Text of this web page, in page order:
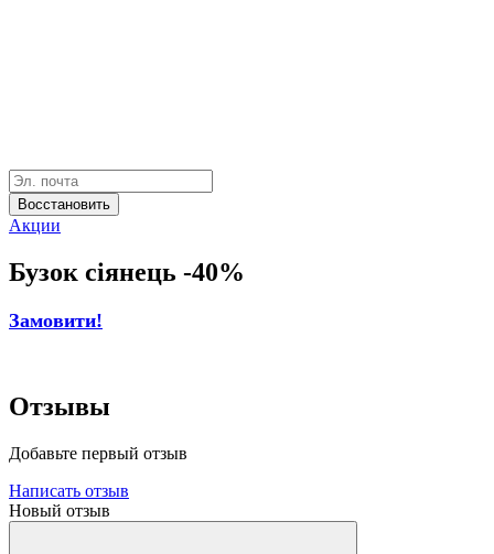
Восстановить
Акции
Бузок сіянець -40%
Замовити!
Отзывы
Добавьте первый отзыв
Написать отзыв
Новый отзыв